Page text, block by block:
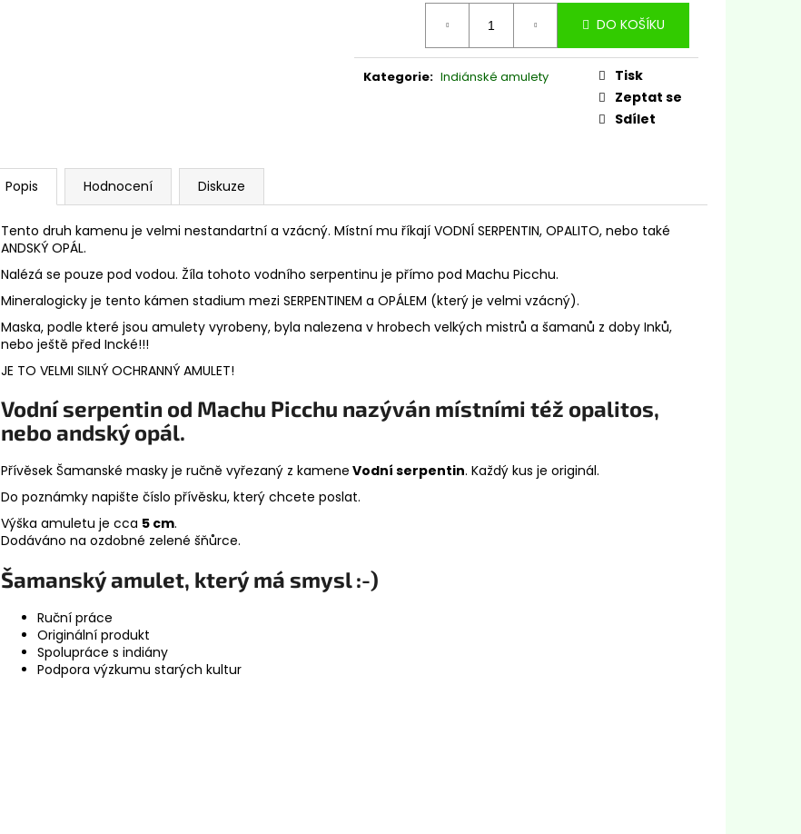
DO KOŠÍKU
Kategorie: Indiánské amulety
Tisk
Zeptat se
Sdílet
Popis Hodnocení Diskuze
Tento druh kamenu je velmi nestandartní a vzácný. Místní mu říkají VODNÍ SERPENTIN, OPALITO, nebo také
ANDSKÝ OPÁL.
Nalézá se pouze pod vodou. Žíla tohoto vodního serpentinu je přímo pod Machu Picchu.
Mineralogicky je tento kámen stadium mezi SERPENTINEM a OPÁLEM (který je velmi vzácný).
Maska, podle které jsou amulety vyrobeny, byla nalezena v hrobech velkých mistrů a šamanů z doby Inků,
nebo ještě před Incké!!!
JE TO VELMI SILNÝ OCHRANNÝ AMULET!
Vodní serpentin od Machu Picchu nazýván místními též opalitos,
nebo andský opál.
Přívěsek Šamanské masky je ručně vyřezaný z kamene Vodní serpentin. Každý kus je originál.
Do poznámky napište číslo přívěsku, který chcete poslat.
Výška amuletu je cca 5 cm.
Dodáváno na ozdobné zelené šňůrce.
Šamanský amulet, který má smysl :-)
Ruční práce
Originální produkt
Spolupráce s indiány
Podpora výzkumu starých kultur
ANDSKÝ KŘÍŘ - TYRKYS